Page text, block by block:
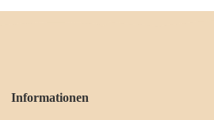
Informationen